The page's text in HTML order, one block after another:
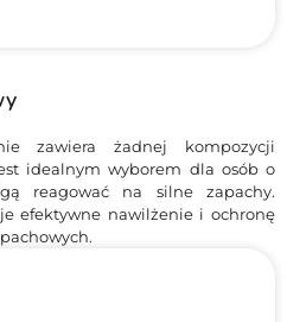
zawiera żadnej kompozycji
idealnym wyborem dla osób o
reagować na silne zapachy.
efektywne nawilżenie i ochronę